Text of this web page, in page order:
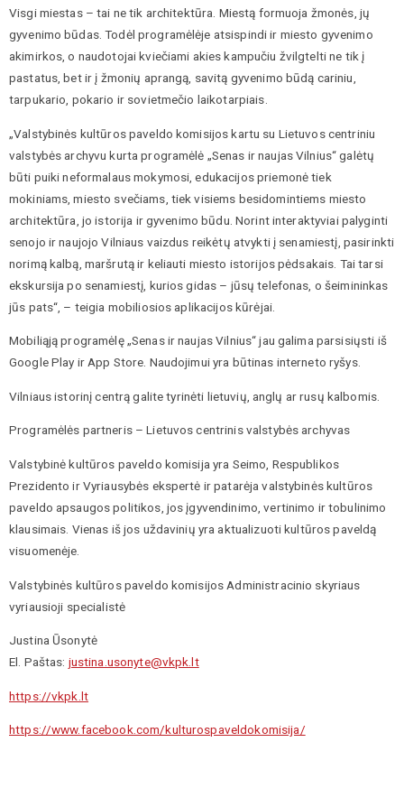
Visgi miestas – tai ne tik architektūra. Miestą formuoja žmonės, jų
gyvenimo būdas. Todėl programėlėje atsispindi ir miesto gyvenimo
akimirkos, o naudotojai kviečiami akies kampučiu žvilgtelti ne tik į
pastatus, bet ir į žmonių aprangą, savitą gyvenimo būdą cariniu,
tarpukario, pokario ir sovietmečio laikotarpiais.
„Valstybinės kultūros paveldo komisijos kartu su Lietuvos centriniu
valstybės archyvu kurta programėlė „Senas ir naujas Vilnius“ galėtų
būti puiki neformalaus mokymosi, edukacijos priemonė tiek
mokiniams, miesto svečiams, tiek visiems besidomintiems miesto
architektūra, jo istorija ir gyvenimo būdu. Norint interaktyviai palyginti
senojo ir naujojo Vilniaus vaizdus reikėtų atvykti į senamiestį, pasirinkti
norimą kalbą, maršrutą ir keliauti miesto istorijos pėdsakais. Tai tarsi
ekskursija po senamiestį, kurios gidas – jūsų telefonas, o šeimininkas
jūs pats“, – teigia mobiliosios aplikacijos kūrėjai.
Mobiliąją programėlę „Senas ir naujas Vilnius“ jau galima parsisiųsti iš
Google Play ir App Store. Naudojimui yra būtinas interneto ryšys.
Vilniaus istorinį centrą galite tyrinėti lietuvių, anglų ar rusų kalbomis.
Programėlės partneris – Lietuvos centrinis valstybės archyvas
Valstybinė kultūros paveldo komisija yra Seimo, Respublikos
Prezidento ir Vyriausybės ekspertė ir patarėja valstybinės kultūros
paveldo apsaugos politikos, jos įgyvendinimo, vertinimo ir tobulinimo
klausimais. Vienas iš jos uždavinių yra aktualizuoti kultūros paveldą
visuomenėje.
Valstybinės kultūros paveldo komisijos Administracinio skyriaus
vyriausioji specialistė
Justina Ūsonytė
El. Paštas: justina.usonyte@vkpk.lt
https://vkpk.lt
https://www.facebook.com/kulturospaveldokomisija/